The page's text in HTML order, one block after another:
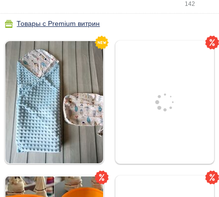
142
Товары с Premium витрин